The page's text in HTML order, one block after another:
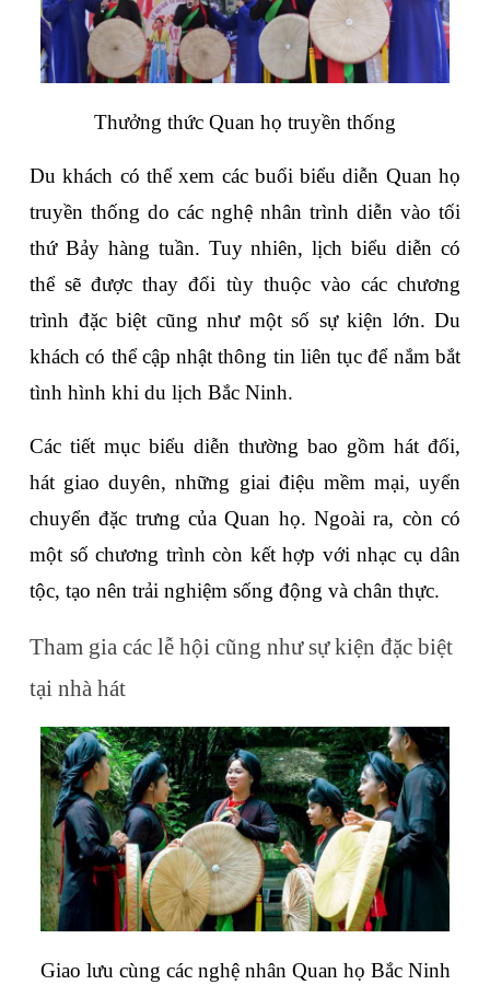
Thưởng thức Quan họ truyền thống
Du khách có thể xem các buổi biểu diễn Quan họ
truyền thống do các nghệ nhân trình diễn vào tối
thứ Bảy hàng tuần. Tuy nhiên, lịch biểu diễn có
thể sẽ được thay đổi tùy thuộc vào các chương
trình đặc biệt cũng như một số sự kiện lớn. Du
khách có thể cập nhật thông tin liên tục để nắm bắt
tình hình khi du lịch Bắc Ninh.
Các tiết mục biểu diễn thường bao gồm hát đối,
hát giao duyên, những giai điệu mềm mại, uyển
chuyển đặc trưng của Quan họ. Ngoài ra, còn có
một số chương trình còn kết hợp với nhạc cụ dân
tộc, tạo nên trải nghiệm sống động và chân thực.
Tham gia các lễ hội cũng như sự kiện đặc biệt
tại nhà hát
Giao lưu cùng các nghệ nhân Quan họ Bắc Ninh